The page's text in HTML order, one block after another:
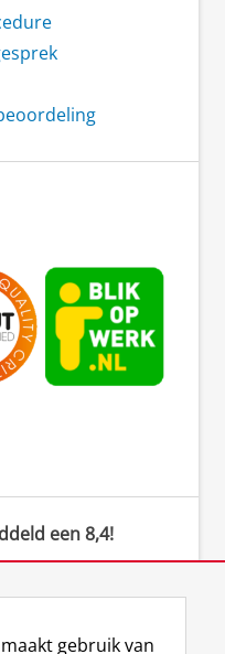
een 8,4!
omgeving om
duidelijke
een open sfeer
gebruik van